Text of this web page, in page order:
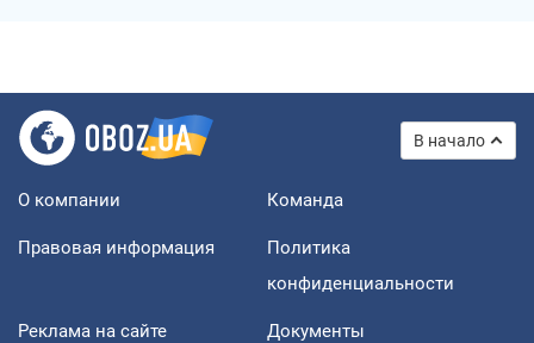
В начало
О компании Команда
Правовая информация
Политика
конфиденциальности
Реклама на сайте Документы